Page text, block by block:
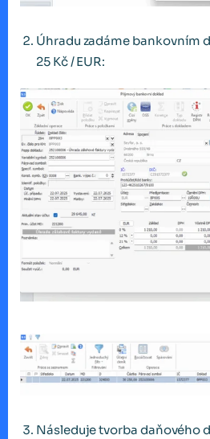
Úhradu zadáme bankovním
25 Kč / EUR:
Následuje tvorba daňového